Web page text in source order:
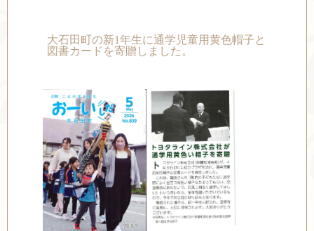
大石田町の新1年生に通学児童用黄色帽子と
図書カードを寄贈しました。